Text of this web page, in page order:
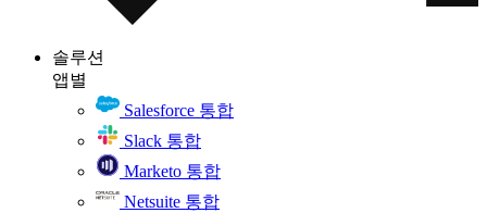
솔루션
앱별
Salesforce 통합
Slack 통합
Marketo 통합
Netsuite 통합